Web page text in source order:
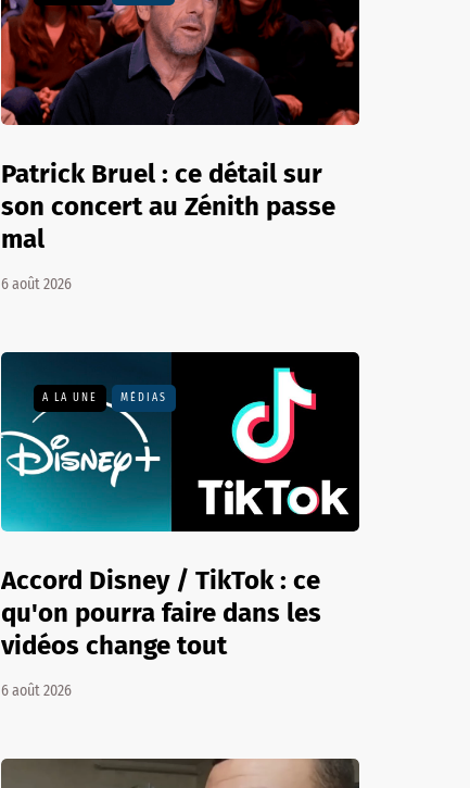
Patrick Bruel : ce détail sur
son concert au Zénith passe
mal
6 août 2026
A LA UNE MÉDIAS
Accord Disney / TikTok : ce
qu'on pourra faire dans les
vidéos change tout
6 août 2026